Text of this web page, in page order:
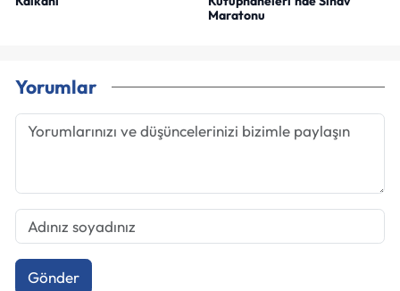
Maratonu
Yorumlar
Gönder